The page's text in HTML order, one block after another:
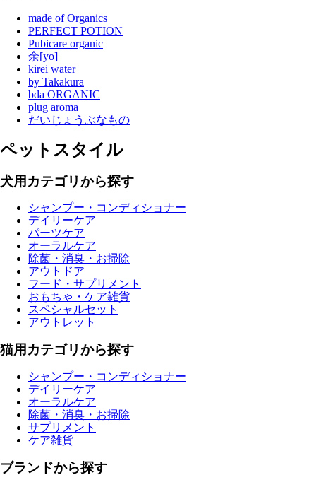
made of Organics
PERFECT POTION
Pubicare organic
余[yo]
kirei water
by Takakura
bda ORGANIC
plug aroma
だいじょうぶなもの
ペットスタイル
犬用カテゴリから探す
シャンプー・コンディショナー
デイリーケア
パーツケア
オーラルケア
除菌・消臭・お掃除
アウトドア
フード・サプリメント
おもちゃ・ケア雑貨
スペシャルセット
アウトレット
猫用カテゴリから探す
シャンプー・コンディショナー
デイリーケア
オーラルケア
除菌・消臭・お掃除
サプリメント
ケア雑貨
ブランドから探す